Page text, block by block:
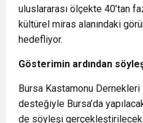
uluslararası ölçekte 40’tan
kültürel miras alanındaki
hedefliyor.
Gösterimin ardından
Bursa Kastamonu
desteğiyle Bursa’da
de söyleşi gerçekleştirilecek.